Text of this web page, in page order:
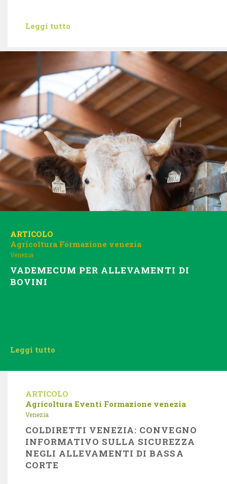
Leggi tutto
ARTICOLO
Agricoltura Formazione venezia
Venezia
VADEMECUM PER ALLEVAMENTI DI
BOVINI
Leggi tutto
ARTICOLO
Agricoltura Eventi Formazione venezia
Venezia
COLDIRETTI VENEZIA: CONVEGNO
INFORMATIVO SULLA SICUREZZA
NEGLI ALLEVAMENTI DI BASSA
CORTE